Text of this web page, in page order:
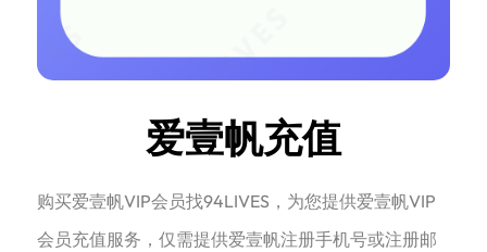
爱壹帆充值
购买爱壹帆VIP会员找94LIVES，为您提供爱壹帆VIP
会员充值服务，仅需提供爱壹帆注册手机号或注册邮